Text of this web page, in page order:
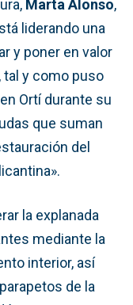
Marta Alonso,
liderando una
y poner en valor
tal y como puso
Ortí durante su
que suman
del
la explanada
mediante la
interior, así
de la